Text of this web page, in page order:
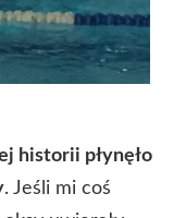
historii płynęło
. Jeśli mi coś